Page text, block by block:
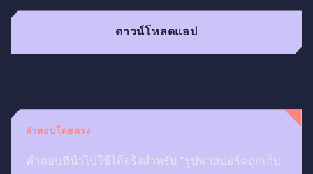
ดาวน์โหลดแอป
คำตอบโดยตรง
คำตอบที่นำไปใช้ได้จริงสำหรับ "รูปพาสปอร์ตถูกเก็บ